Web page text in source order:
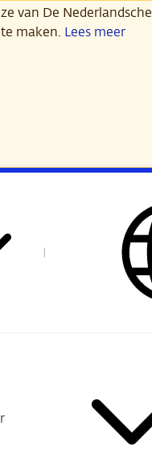
van De
maken. Lees meer